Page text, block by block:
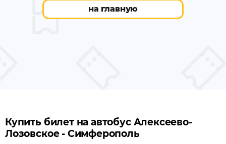
на главную
Купить билет на автобус Алексеево-
Лозовское - Симферополь